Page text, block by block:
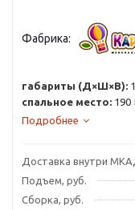
Фабрика:
габариты (Д×Ш×В):
спальное место: 190
Подробнее
Доставка внутри
Подъем, руб.
Сборка, руб.